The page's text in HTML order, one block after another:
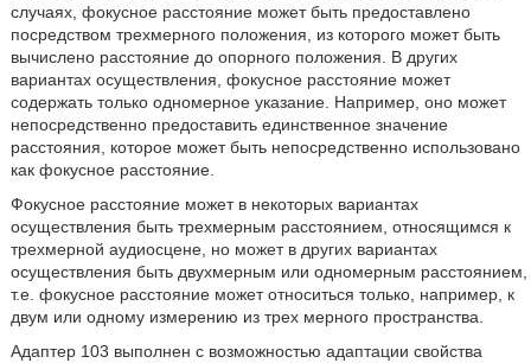
случаях, фокусное расстояние может быть предоставлено
посредством трехмерного положения, из которого может быть
вычислено расстояние до опорного положения. В других
вариантах осуществления, фокусное расстояние может
содержать только одномерное указание. Например, оно может
непосредственно предоставить единственное значение
расстояния, которое может быть непосредственно использовано
как фокусное расстояние.
Фокусное расстояние может в некоторых вариантах
осуществления быть трехмерным расстоянием, относящимся к
трехмерной аудиосцене, но может в других вариантах
осуществления быть двухмерным или одномерным расстоянием,
т.е. фокусное расстояние может относиться только, например, к
двум или одному измерению из трех мерного пространства.
Адаптер 103 выполнен с возможностью адаптации свойства